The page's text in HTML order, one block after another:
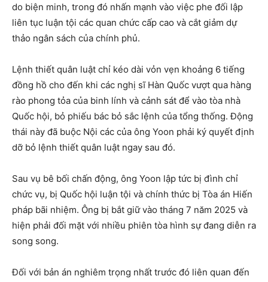
do biện minh, trong đó nhấn mạnh vào việc phe đối lập
liên tục luận tội các quan chức cấp cao và cắt giảm dự
thảo ngân sách của chính phủ.
Lệnh thiết quân luật chỉ kéo dài vỏn vẹn khoảng 6 tiếng
đồng hồ cho đến khi các nghị sĩ Hàn Quốc vượt qua hàng
rào phong tỏa của binh lính và cảnh sát để vào tòa nhà
Quốc hội, bỏ phiếu bác bỏ sắc lệnh của tổng thống. Động
thái này đã buộc Nội các của ông Yoon phải ký quyết định
dỡ bỏ lệnh thiết quân luật ngay sau đó.
Sau vụ bê bối chấn động, ông Yoon lập tức bị đình chỉ
chức vụ, bị Quốc hội luận tội và chính thức bị Tòa án Hiến
pháp bãi nhiệm. Ông bị bắt giữ vào tháng 7 năm 2025 và
hiện phải đối mặt với nhiều phiên tòa hình sự đang diễn ra
song song.
Đối với bản án nghiêm trọng nhất trước đó liên quan đến